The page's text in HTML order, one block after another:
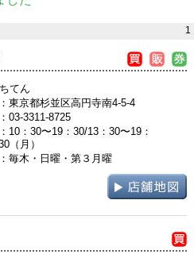
1
てん
：東京都杉並区高円寺南4-5-4
： 03-3311-8725
：10：30〜19：30/13：30〜19：
（月）
：毎木・日曜・第３月曜